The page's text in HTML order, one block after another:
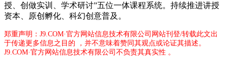
授、创做实训、学术研讨”五位一体课程系统。持续推进讲授
资本、原创孵化、科幻创意普及。
郑重声明：J9.COM·官方网站信息技术有限公司网站刊登/转载此文出
于传递更多信息之目的 ，并不意味着赞同其观点或论证其描述。
J9.COM·官方网站信息技术有限公司不负责其真实性 。